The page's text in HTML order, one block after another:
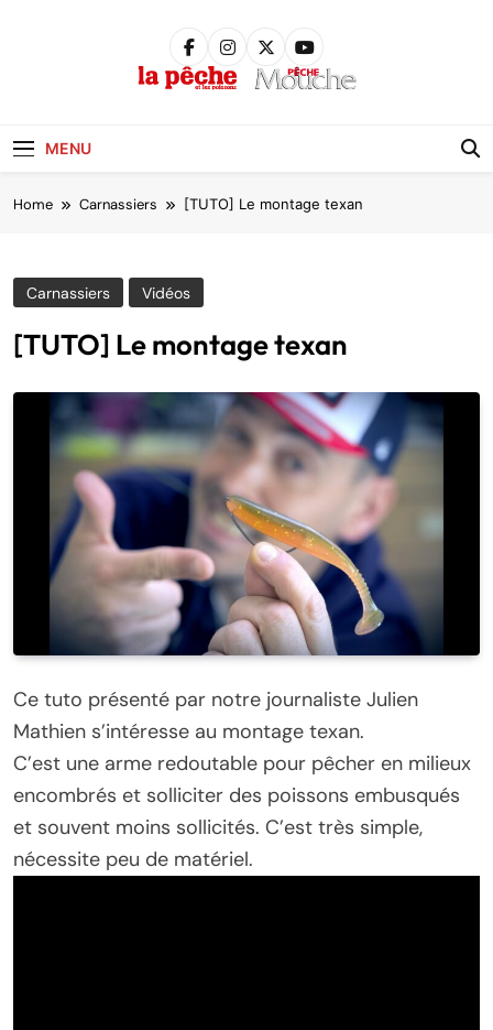
MENU
Home Carnassiers [TUTO] Le montage texan
Carnassiers Vidéos
[TUTO] Le montage texan
Ce tuto présenté par notre journaliste Julien
Mathien s’intéresse au montage texan.
C’est une arme redoutable pour pêcher en milieux
encombrés et solliciter des poissons embusqués
et souvent moins sollicités. C’est très simple,
nécessite peu de matériel.